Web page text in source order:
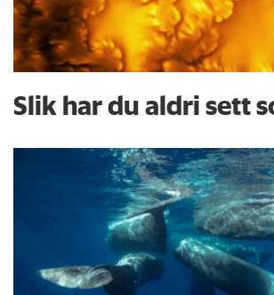
Slik har du aldri sett